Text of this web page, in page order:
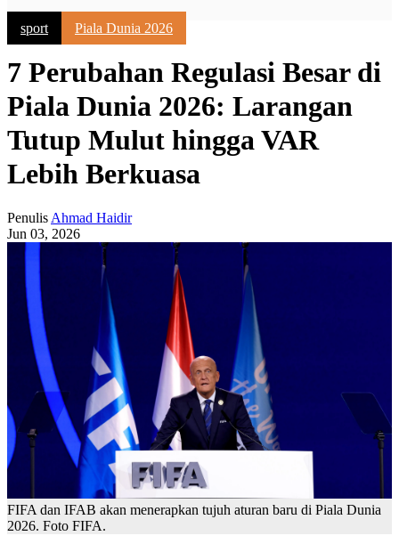
sport Piala Dunia 2026
7 Perubahan Regulasi Besar di
Piala Dunia 2026: Larangan
Tutup Mulut hingga VAR
Lebih Berkuasa
Penulis Ahmad Haidir
Jun 03, 2026
FIFA dan IFAB akan menerapkan tujuh aturan baru di Piala Dunia
2026. Foto FIFA.